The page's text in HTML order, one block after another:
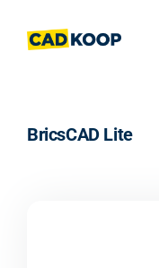
BricsCAD Lite